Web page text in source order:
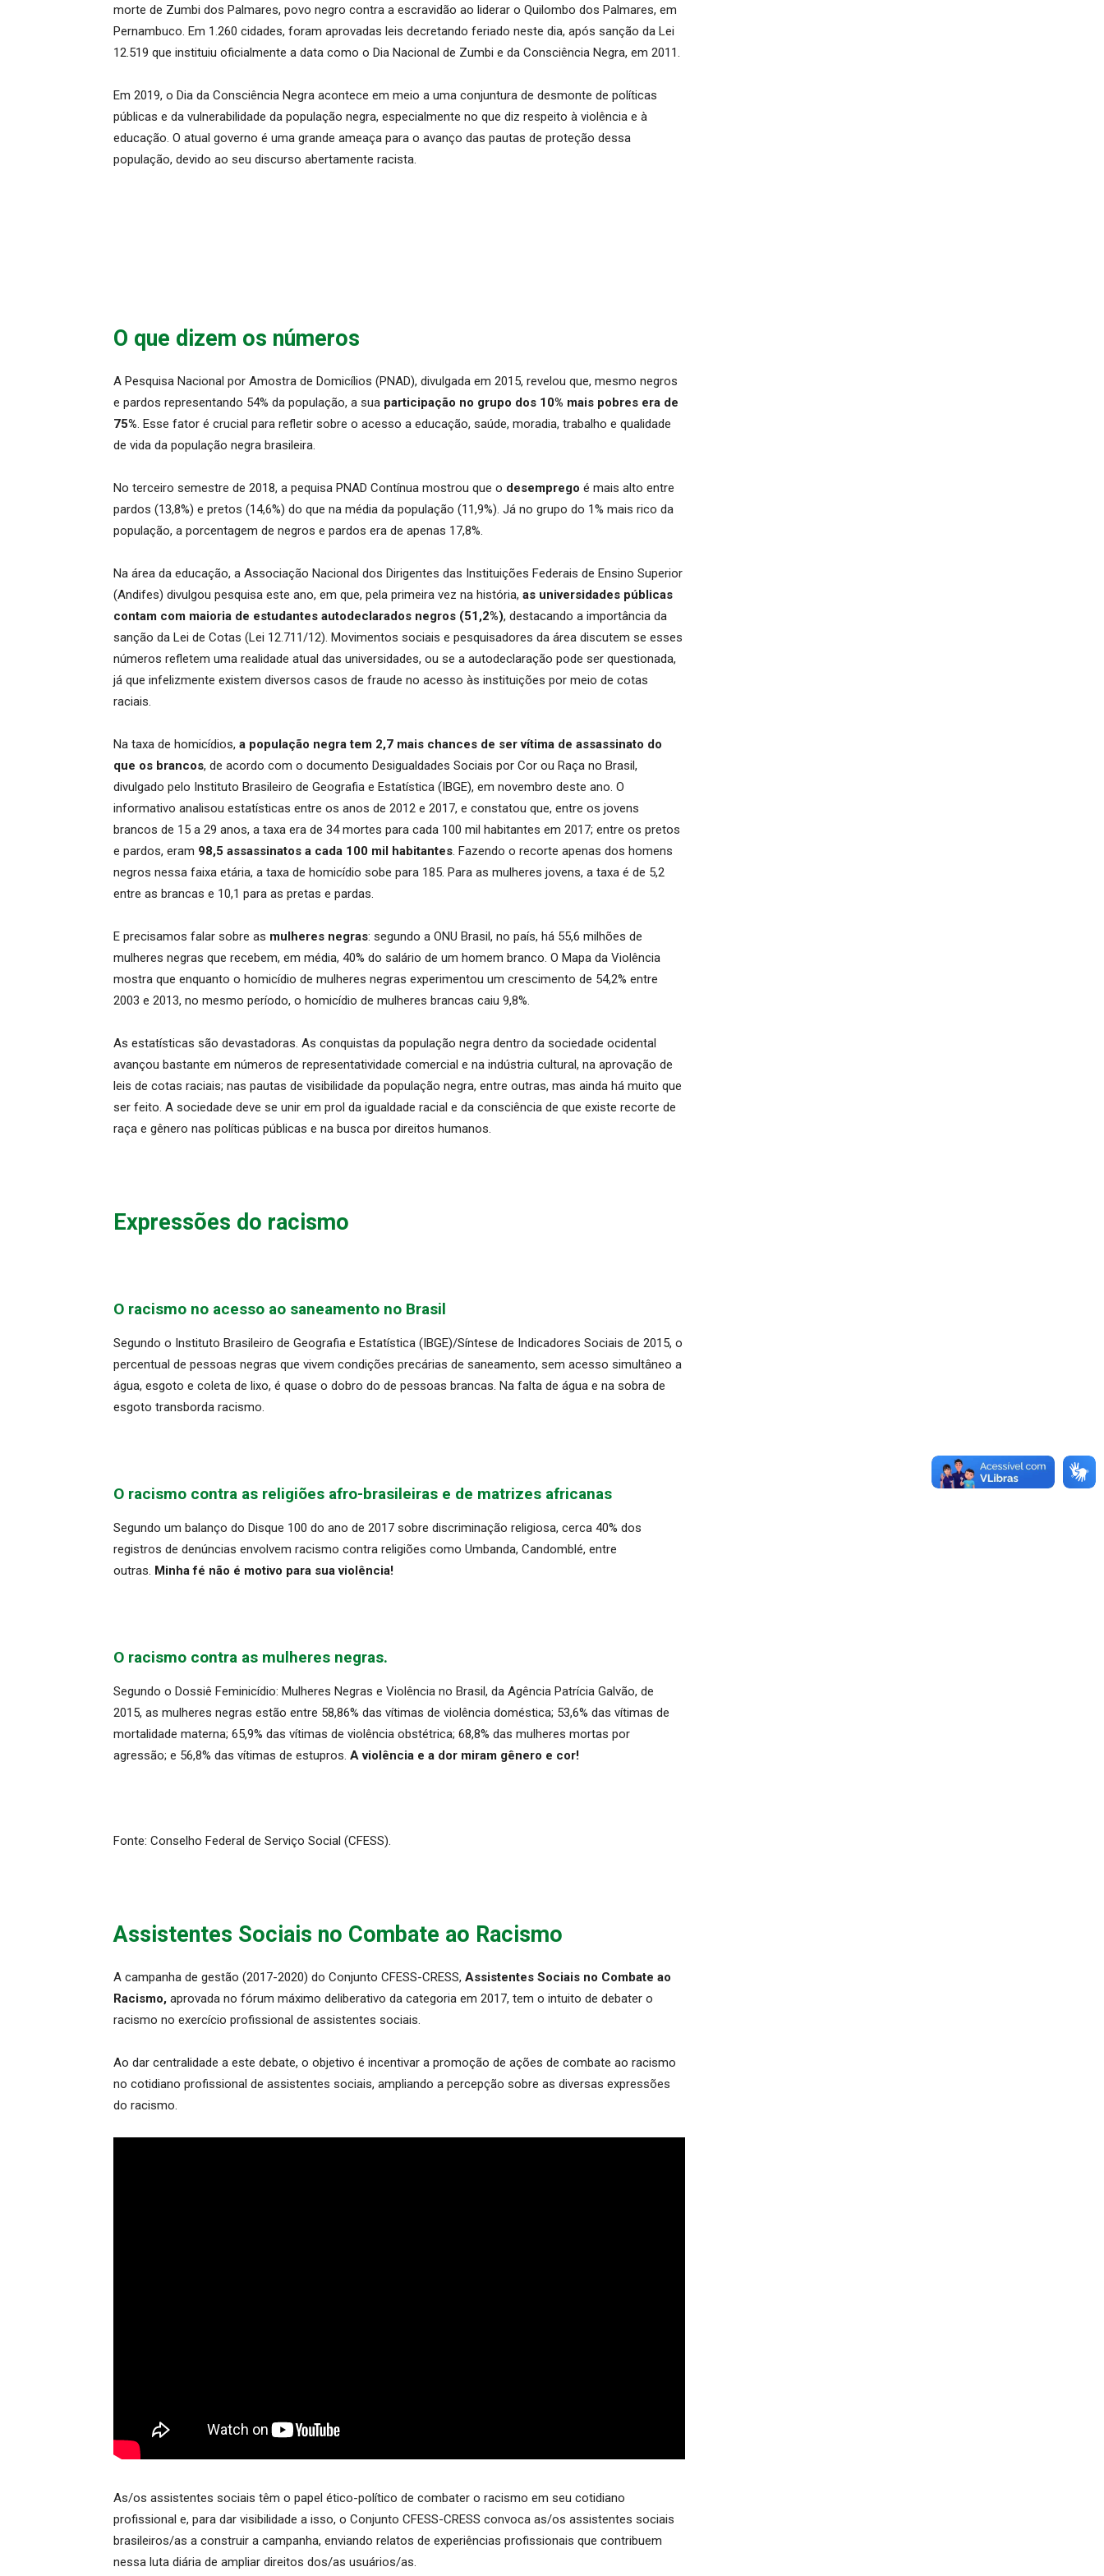
morte de Zumbi dos Palmares, povo negro contra a escravidão ao liderar o Quilombo dos Palmares, em
Pernambuco. Em 1.260 cidades, foram aprovadas leis decretando feriado neste dia, após sanção da Lei
12.519 que instituiu oficialmente a data como o Dia Nacional de Zumbi e da Consciência Negra, em 2011.
Em 2019, o Dia da Consciência Negra acontece em meio a uma conjuntura de desmonte de políticas
públicas e da vulnerabilidade da população negra, especialmente no que diz respeito à violência e à
educação. O atual governo é uma grande ameaça para o avanço das pautas de proteção dessa
população, devido ao seu discurso abertamente racista.
O que dizem os números
A Pesquisa Nacional por Amostra de Domicílios (PNAD), divulgada em 2015, revelou que, mesmo negros
e pardos representando 54% da população, a sua participação no grupo dos 10% mais pobres era de
75%. Esse fator é crucial para refletir sobre o acesso a educação, saúde, moradia, trabalho e qualidade
de vida da população negra brasileira.
No terceiro semestre de 2018, a pequisa PNAD Contínua mostrou que o desemprego é mais alto entre
pardos (13,8%) e pretos (14,6%) do que na média da população (11,9%). Já no grupo do 1% mais rico da
população, a porcentagem de negros e pardos era de apenas 17,8%.
Na área da educação, a Associação Nacional dos Dirigentes das Instituições Federais de Ensino Superior
(Andifes) divulgou pesquisa este ano, em que, pela primeira vez na história, as universidades públicas
contam com maioria de estudantes autodeclarados negros (51,2%), destacando a importância da
sanção da Lei de Cotas (Lei 12.711/12). Movimentos sociais e pesquisadores da área discutem se esses
números refletem uma realidade atual das universidades, ou se a autodeclaração pode ser questionada,
já que infelizmente existem diversos casos de fraude no acesso às instituições por meio de cotas
raciais.
Na taxa de homicídios, a população negra tem 2,7 mais chances de ser vítima de assassinato do
que os brancos, de acordo com o documento Desigualdades Sociais por Cor ou Raça no Brasil,
divulgado pelo Instituto Brasileiro de Geografia e Estatística (IBGE), em novembro deste ano. O
informativo analisou estatísticas entre os anos de 2012 e 2017, e constatou que, entre os jovens
brancos de 15 a 29 anos, a taxa era de 34 mortes para cada 100 mil habitantes em 2017; entre os pretos
e pardos, eram 98,5 assassinatos a cada 100 mil habitantes. Fazendo o recorte apenas dos homens
negros nessa faixa etária, a taxa de homicídio sobe para 185. Para as mulheres jovens, a taxa é de 5,2
entre as brancas e 10,1 para as pretas e pardas.
E precisamos falar sobre as mulheres negras: segundo a ONU Brasil, no país, há 55,6 milhões de
mulheres negras que recebem, em média, 40% do salário de um homem branco. O Mapa da Violência
mostra que enquanto o homicídio de mulheres negras experimentou um crescimento de 54,2% entre
2003 e 2013, no mesmo período, o homicídio de mulheres brancas caiu 9,8%.
As estatísticas são devastadoras. As conquistas da população negra dentro da sociedade ocidental
avançou bastante em números de representatividade comercial e na indústria cultural, na aprovação de
leis de cotas raciais; nas pautas de visibilidade da população negra, entre outras, mas ainda há muito que
ser feito. A sociedade deve se unir em prol da igualdade racial e da consciência de que existe recorte de
raça e gênero nas políticas públicas e na busca por direitos humanos.
Expressões do racismo
O racismo no acesso ao saneamento no Brasil
Segundo o Instituto Brasileiro de Geografia e Estatística (IBGE)/Síntese de Indicadores Sociais de 2015, o
percentual de pessoas negras que vivem condições precárias de saneamento, sem acesso simultâneo a
água, esgoto e coleta de lixo, é quase o dobro do de pessoas brancas. Na falta de água e na sobra de
esgoto transborda racismo.
O racismo contra as religiões afro-brasileiras e de matrizes africanas
Segundo um balanço do Disque 100 do ano de 2017 sobre discriminação religiosa, cerca 40% dos
registros de denúncias envolvem racismo contra religiões como Umbanda, Candomblé, entre
outras. Minha fé não é motivo para sua violência!
O racismo contra as mulheres negras.
Segundo o Dossiê Feminicídio: Mulheres Negras e Violência no Brasil, da Agência Patrícia Galvão, de
2015, as mulheres negras estão entre 58,86% das vítimas de violência doméstica; 53,6% das vítimas de
mortalidade materna; 65,9% das vítimas de violência obstétrica; 68,8% das mulheres mortas por
agressão; e 56,8% das vítimas de estupros. A violência e a dor miram gênero e cor!
Fonte: Conselho Federal de Serviço Social (CFESS).
Assistentes Sociais no Combate ao Racismo
A campanha de gestão (2017-2020) do Conjunto CFESS-CRESS, Assistentes Sociais no Combate ao
Racismo, aprovada no fórum máximo deliberativo da categoria em 2017, tem o intuito de debater o
racismo no exercício profissional de assistentes sociais.
Ao dar centralidade a este debate, o objetivo é incentivar a promoção de ações de combate ao racismo
no cotidiano profissional de assistentes sociais, ampliando a percepção sobre as diversas expressões
do racismo.
As/os assistentes sociais têm o papel ético-político de combater o racismo em seu cotidiano
profissional e, para dar visibilidade a isso, o Conjunto CFESS-CRESS convoca as/os assistentes sociais
brasileiros/as a construir a campanha, enviando relatos de experiências profissionais que contribuem
nessa luta diária de ampliar direitos dos/as usuários/as.